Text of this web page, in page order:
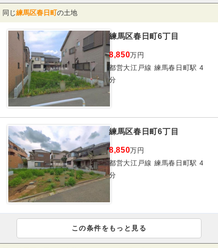
同じ練馬区春日町の土地
練馬区春日町6丁目
8,850万円
都営大江戸線 練馬春日町駅 4
分
練馬区春日町6丁目
8,850万円
都営大江戸線 練馬春日町駅 4
分
この条件をもっと見る